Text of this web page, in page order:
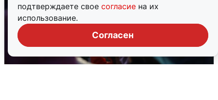
подтверждаете свое согласие на их
использование.
Согласен